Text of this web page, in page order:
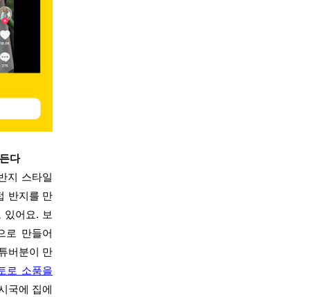
다
지 스타일
반지를 만
있어요. 보
로 만들어
버분이 만
로 소품을
국에 집에